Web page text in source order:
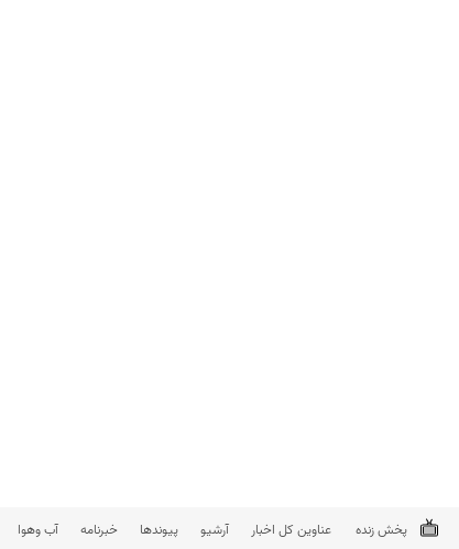
پخش زنده عناوین کل اخبار آرشیو پیوندها خبرنامه آب وهوا